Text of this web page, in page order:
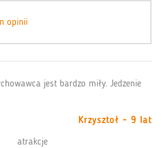
opinii
jest bardzo miły. Jedzenie
Krzysztoł - 9 lat
atrakcje